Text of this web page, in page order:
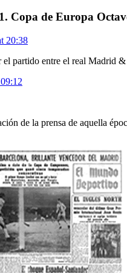
Copa de Europa
20:38
el partido entre el real Madrid
de la prensa de aquella